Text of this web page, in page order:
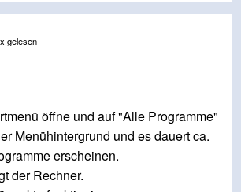
gelesen
öffne und auf "Alle Programme"
Menühintergrund und es dauert ca.
erscheinen.
der Rechner.